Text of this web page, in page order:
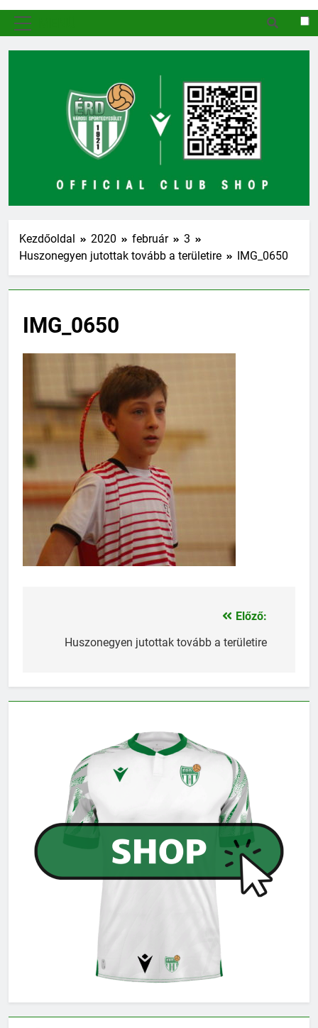
Kezdőoldal 2020 február
3
Huszonegyen jutottak tovább a területire
IMG_0650
IMG_0650
navigáció
Előző:
Huszonegyen jutottak tovább a területire